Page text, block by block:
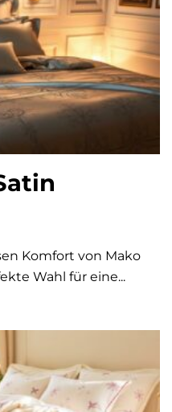
Komfort von Mako
Wahl für eine...